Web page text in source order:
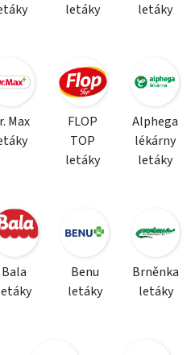
letáky
letáky
Max
FLOP
TOP
letáky
Alphega
lékárny
letáky
Bala
Benu
letáky
Brněnka
letáky